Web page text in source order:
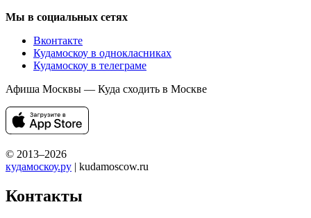
Мы в социальных сетях
Вконтакте
Кудамоскоу в однокласниках
Кудамоскоу в телеграме
Афиша Москвы — Куда сходить в Москве
© 2013–2026
кудамоскоу.ру | kudamoscow.ru
Контакты